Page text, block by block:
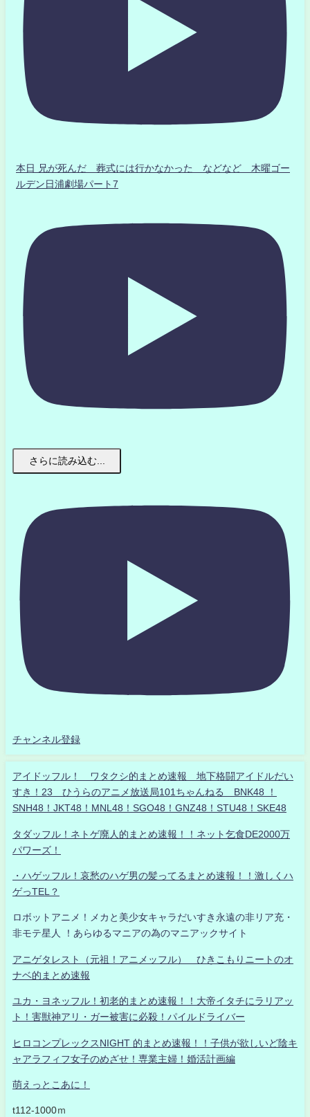
本日 兄が死んだ 葬式には行かなかった などなど 木曜ゴー
ルデン日浦劇場パート7
さらに読み込む...
チャンネル登録
アイドッフル！ ワタクシ的まとめ速報 地下格闘アイドルだい
すき！23 ひうらのアニメ放送局101ちゃんねる BNK48 ！
SNH48！JKT48！MNL48！SGO48！GNZ48！STU48！SKE48
タダッフル！ネトゲ廃人的まとめ速報！！ネット乞食DE2000万
パワーズ！
・ハゲッフル！哀愁のハゲ男の髪ってるまとめ速報！！激しくハ
ゲっTEL？
ロボットアニメ！メカと美少女キャラだいすき永遠の非リア充・
非モテ星人 ！あらゆるマニアの為のマニアックサイト
アニゲタレスト（元祖！アニメッフル） ひきこもりニートのオ
ナベ的まとめ速報
ユカ・ヨネッフル！初老的まとめ速報！！大帝イタチにラリアッ
ト！害獣神アリ・ガー被害に必殺！パイルドライバー
ヒロコンプレックスNIGHT 的まとめ速報！！子供が欲しいど陰キ
ャアラフィフ女子のめざせ！専業主婦！婚活計画編
萌えっとこあに！
t112-1000ｍ